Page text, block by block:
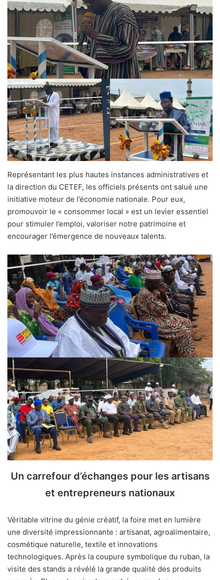
Représentant les plus hautes instances administratives et
la direction du CETEF, les officiels présents ont salué une
initiative moteur de l’économie nationale. Pour eux,
promouvoir le « consommer local » est un levier essentiel
pour stimuler l’emploi, valoriser notre patrimoine et
encourager l’émergence de nouveaux talents.
Un carrefour d’échanges pour les artisans
et entrepreneurs nationaux
Véritable vitrine du génie créatif, la foire met en lumière
une diversité impressionnante : artisanat, agroalimentaire,
cosmétique naturelle, textile et innovations
technologiques. Après la coupure symbolique du ruban, la
visite des stands a révélé la grande qualité des produits